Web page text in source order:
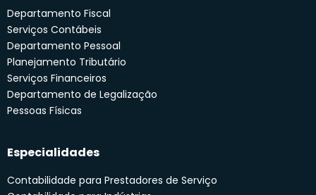
Departamento Fiscal
Serviços Contábeis
Departamento Pessoal
Planejamento Tributário
Serviços Financeiros
Departamento de Legalização
Pessoas Físicas
Especialidades
Contabilidade para Prestadores de Serviço